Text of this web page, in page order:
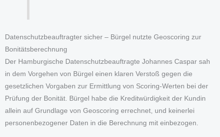
Datenschutzbeauftragter sicher – Bürgel nutzte Geoscoring zur
Bonitätsberechnung
Der Hamburgische Datenschutzbeauftragte Johannes Caspar sah
in dem Vorgehen von Bürgel einen klaren Verstoß gegen die
gesetzlichen Vorgaben zur Ermittlung von Scoring-Werten bei der
Prüfung der Bonität. Bürgel habe die Kreditwürdigkeit der Kundin
allein auf Grundlage von Geoscoring errechnet, und keinerlei
personenbezogener Daten in die Berechnung mit einbezogen.